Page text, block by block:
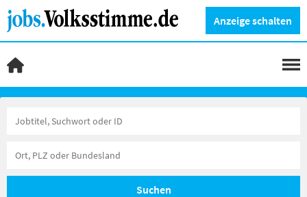
Anzeige schalten
Suchen